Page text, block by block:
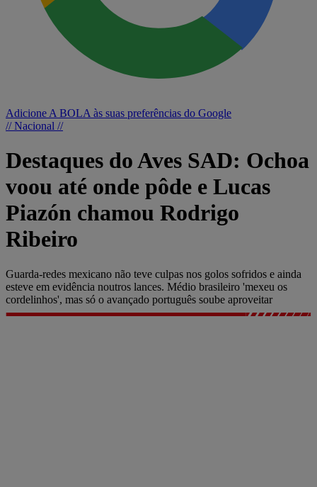
Adicione A BOLA às suas preferências do Google
// Nacional //
Destaques do Aves SAD: Ochoa
voou até onde pôde e Lucas
Piazón chamou Rodrigo
Ribeiro
Guarda-redes mexicano não teve culpas nos golos sofridos e ainda
esteve em evidência noutros lances. Médio brasileiro 'mexeu os
cordelinhos', mas só o avançado português soube aproveitar